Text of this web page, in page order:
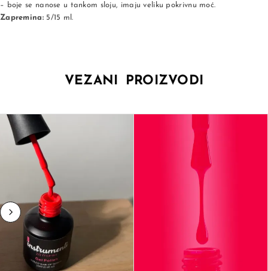
– boje se nanose u tankom sloju, imaju veliku pokrivnu moć.
Zapremina:5/15 ml.
VEZANI PROIZVODI